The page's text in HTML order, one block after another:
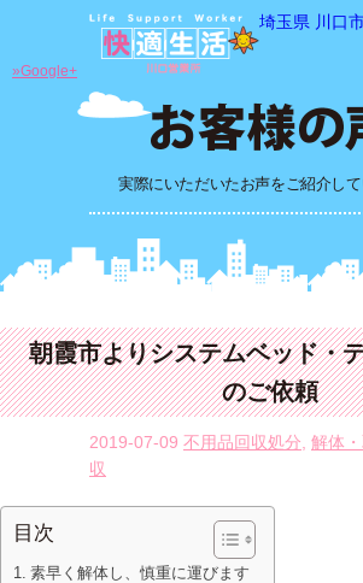
埼玉県 川口
実際にいただいたお声をご紹介して
»Google+
朝霞市よりシステムベッド・
のご依頼
2019-07-09 不用品回収処分 解体
収
目次
素早く解体し、慎重に運びます